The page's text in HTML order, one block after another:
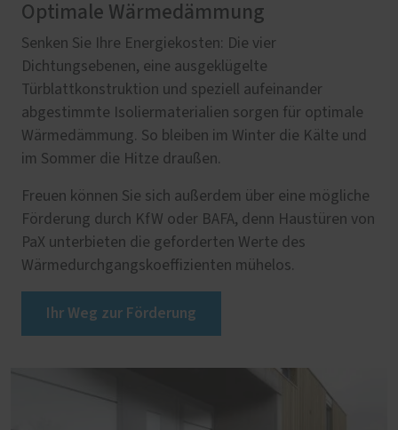
Optimale Wärmedämmung
Senken Sie Ihre Energiekosten: Die vier
Dichtungsebenen, eine ausgeklügelte
Türblattkonstruktion und speziell aufeinander
abgestimmte Isoliermaterialien sorgen für optimale
Wärmedämmung. So bleiben im Winter die Kälte und
im Sommer die Hitze draußen.
Freuen können Sie sich außerdem über eine mögliche
Förderung durch KfW oder BAFA, denn Haustüren von
PaX unterbieten die geforderten Werte des
Wärmedurchgangskoeffizienten mühelos.
Ihr Weg zur Förderung